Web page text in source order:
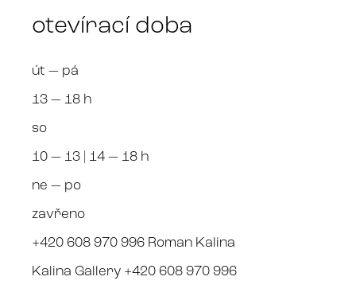
otevírací doba
út — pá
13 — 18 h
so
10 — 13 | 14 — 18 h
ne — po
zavřeno
+420 608 970 996 Roman Kalina
Kalina Gallery +420 608 970 996